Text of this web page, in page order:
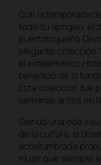
Con la temporada
todo su apogeo, el
puertorriqueño
elegante colección
el emblemático
beneficio de la
Esta colección fue
semanas antes en
Siendo una oda a
de la cultura, el
acostumbrada
mujer que siempre